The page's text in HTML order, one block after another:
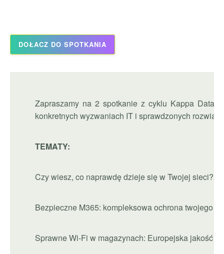
DOŁACZ DO SPOTKANIA
Zapraszamy na 2 spotkanie z cyklu Kappa Data
konkretnych wyzwaniach IT i sprawdzonych
TEMATY:
Czy wiesz, co naprawdę dzieje się w Twojej sieci? –
Bezpieczne M365: kompleksowa ochrona twojego
Sprawne Wi-Fi w magazynach: Europejska jakość i